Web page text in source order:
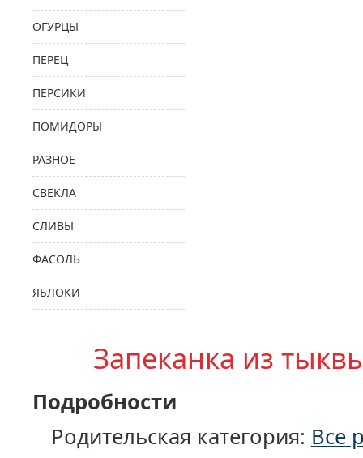
ОГУРЦЫ
ПЕРЕЦ
ПЕРСИКИ
ПОМИДОРЫ
РАЗНОЕ
СВЕКЛА
СЛИВЫ
ФАСОЛЬ
ЯБЛОКИ
Запеканка из
Подробности
Родительская категория: Все